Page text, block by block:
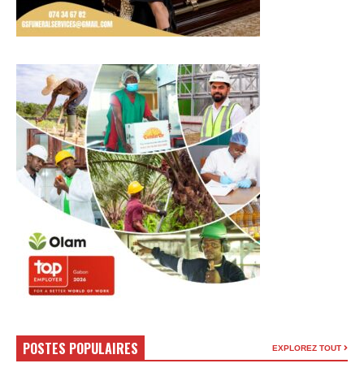
POSTES POPULAIRES EXPLOREZ TOUT